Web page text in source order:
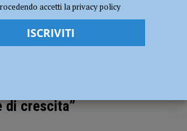
idee, Sforza: “Guai e pandemie non si
possono essere un’occasione di crescita”
di stimolo alla fertilità delle
di crescita”
accetti la privacy policy